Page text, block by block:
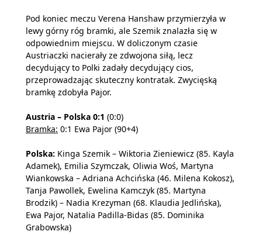
Pod koniec meczu Verena Hanshaw przymierzyła w
lewy górny róg bramki, ale Szemik znalazła się w
odpowiednim miejscu. W doliczonym czasie
Austriaczki nacierały ze zdwojona siłą, lecz
decydujący to Polki zadały decydujący cios,
przeprowadzając skuteczny kontratak. Zwycięską
bramkę zdobyła Pajor.
Austria – Polska 0:1 (0:0)
Bramka: 0:1 Ewa Pajor (90+4)
Polska: Kinga Szemik – Wiktoria Zieniewicz (85. Kayla
Adamek), Emilia Szymczak, Oliwia Woś, Martyna
Wiankowska – Adriana Achcińska (46. Milena Kokosz),
Tanja Pawollek, Ewelina Kamczyk (85. Martyna
Brodzik) – Nadia Krezyman (68. Klaudia Jedlińska),
Ewa Pajor, Natalia Padilla-Bidas (85. Dominika
Grabowska)